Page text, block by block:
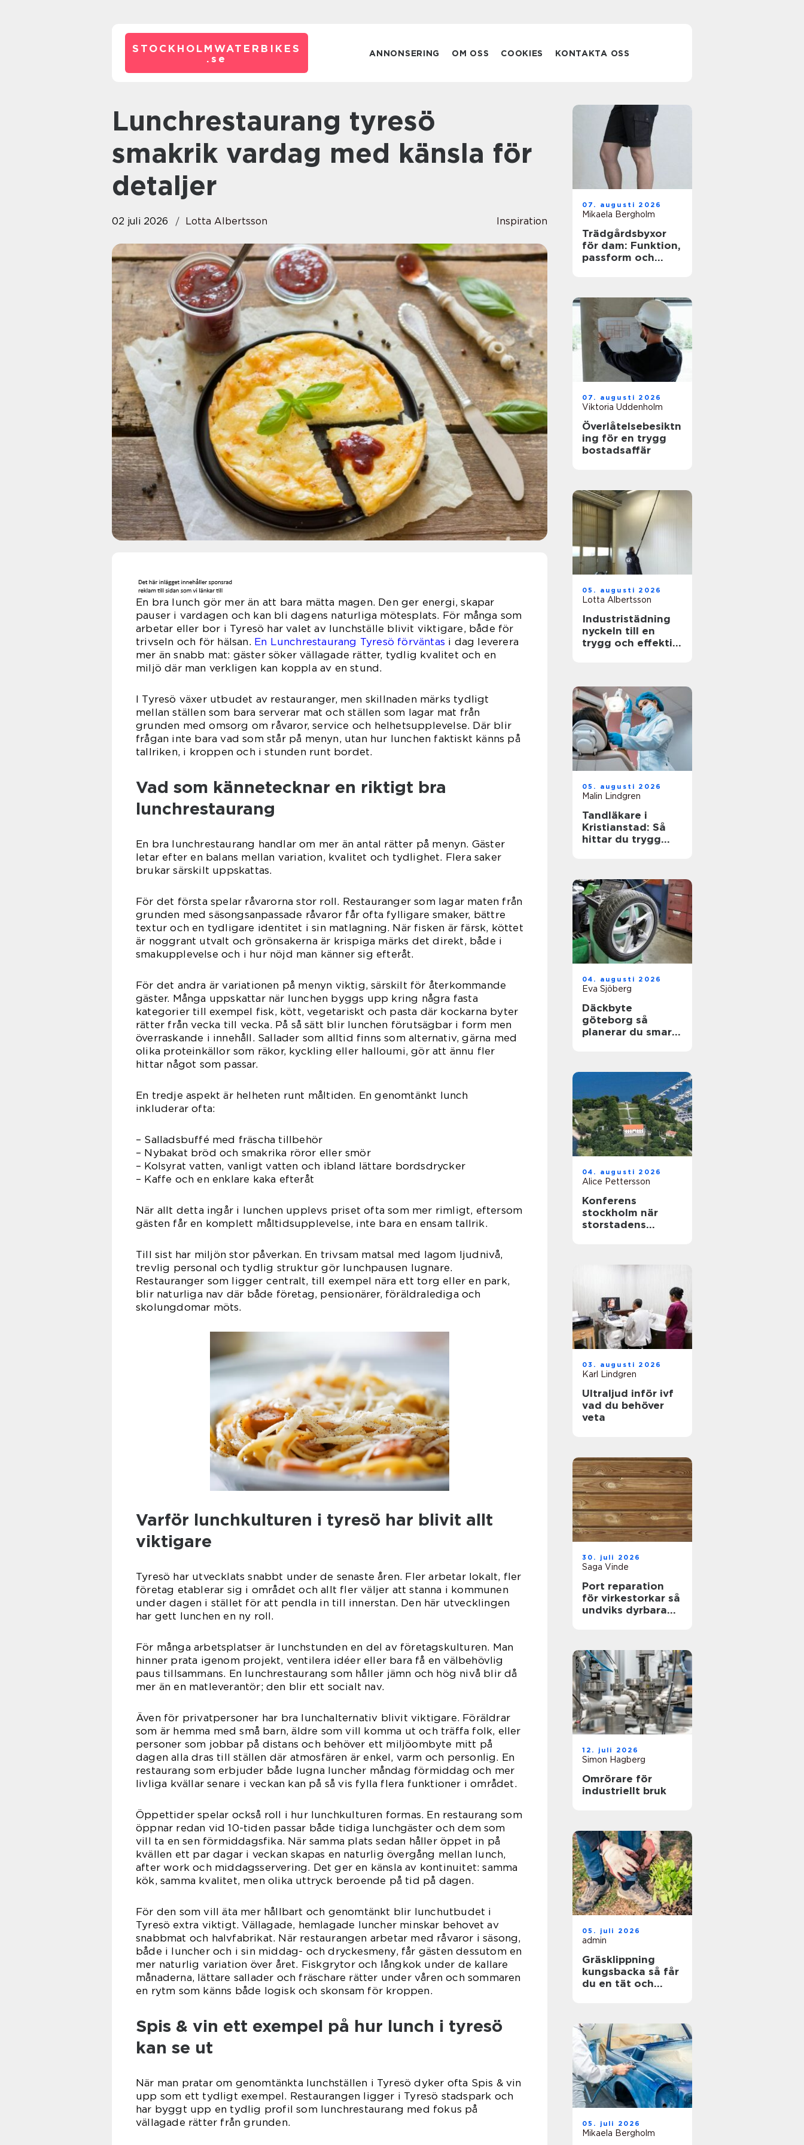
STOCKHOLMWATERBIKES
. se ANNONSERING OM OSS COOKIES KONTAKTA OSS
Lunchrestaurang tyresö
smakrik vardag med känsla för
detaljer
02 juli 2026 Lotta Albertsson Inspiration
En bra lunch gör mer än att bara mätta magen. Den ger energi, skapar
pauser i vardagen och kan bli dagens naturliga mötesplats. För många som
arbetar eller bor i Tyresö har valet av lunchställe blivit viktigare, både för
trivseln och för hälsan. En Lunchrestaurang Tyresö förväntas i dag leverera
mer än snabb mat: gäster söker vällagade rätter, tydlig kvalitet och en
miljö där man verkligen kan koppla av en stund.
I Tyresö växer utbudet av restauranger, men skillnaden märks tydligt
mellan ställen som bara serverar mat och ställen som lagar mat från
grunden med omsorg om råvaror, service och helhetsupplevelse. Där blir
frågan inte bara vad som står på menyn, utan hur lunchen faktiskt känns på
tallriken, i kroppen och i stunden runt bordet.
Vad som kännetecknar en riktigt bra
lunchrestaurang
En bra lunchrestaurang handlar om mer än antal rätter på menyn. Gäster
letar efter en balans mellan variation, kvalitet och tydlighet. Flera saker
brukar särskilt uppskattas.
För det första spelar råvarorna stor roll. Restauranger som lagar maten från
grunden med säsongsanpassade råvaror får ofta fylligare smaker, bättre
textur och en tydligare identitet i sin matlagning. När fisken är färsk, köttet
är noggrant utvalt och grönsakerna är krispiga märks det direkt, både i
smakupplevelse och i hur nöjd man känner sig efteråt.
För det andra är variationen på menyn viktig, särskilt för återkommande
gäster. Många uppskattar när lunchen byggs upp kring några fasta
kategorier till exempel fisk, kött, vegetariskt och pasta där kockarna byter
rätter från vecka till vecka. På så sätt blir lunchen förutsägbar i form men
överraskande i innehåll. Sallader som alltid finns som alternativ, gärna med
olika proteinkällor som räkor, kyckling eller halloumi, gör att ännu fler
hittar något som passar.
En tredje aspekt är helheten runt måltiden. En genomtänkt lunch
inkluderar ofta:
– Salladsbuffé med fräscha tillbehör
– Nybakat bröd och smakrika röror eller smör
– Kolsyrat vatten, vanligt vatten och ibland lättare bordsdrycker
– Kaffe och en enklare kaka efteråt
När allt detta ingår i lunchen upplevs priset ofta som mer rimligt, eftersom
gästen får en komplett måltidsupplevelse, inte bara en ensam tallrik.
Till sist har miljön stor påverkan. En trivsam matsal med lagom ljudnivå,
trevlig personal och tydlig struktur gör lunchpausen lugnare.
Restauranger som ligger centralt, till exempel nära ett torg eller en park,
blir naturliga nav där både företag, pensionärer, föräldralediga och
skolungdomar möts.
Varför lunchkulturen i tyresö har blivit allt
viktigare
Tyresö har utvecklats snabbt under de senaste åren. Fler arbetar lokalt, fler
företag etablerar sig i området och allt fler väljer att stanna i kommunen
under dagen i stället för att pendla in till innerstan. Den här utvecklingen
har gett lunchen en ny roll.
För många arbetsplatser är lunchstunden en del av företagskulturen. Man
hinner prata igenom projekt, ventilera idéer eller bara få en välbehövlig
paus tillsammans. En lunchrestaurang som håller jämn och hög nivå blir då
mer än en matleverantör; den blir ett socialt nav.
Även för privatpersoner har bra lunchalternativ blivit viktigare. Föräldrar
som är hemma med små barn, äldre som vill komma ut och träffa folk, eller
personer som jobbar på distans och behöver ett miljöombyte mitt på
dagen alla dras till ställen där atmosfären är enkel, varm och personlig. En
restaurang som erbjuder både lugna luncher måndag förmiddag och mer
livliga kvällar senare i veckan kan på så vis fylla flera funktioner i området.
Öppettider spelar också roll i hur lunchkulturen formas. En restaurang som
öppnar redan vid 10-tiden passar både tidiga lunchgäster och dem som
vill ta en sen förmiddagsfika. När samma plats sedan håller öppet in på
kvällen ett par dagar i veckan skapas en naturlig övergång mellan lunch,
after work och middagsservering. Det ger en känsla av kontinuitet: samma
kök, samma kvalitet, men olika uttryck beroende på tid på dagen.
För den som vill äta mer hållbart och genomtänkt blir lunchutbudet i
Tyresö extra viktigt. Vällagade, hemlagade luncher minskar behovet av
snabbmat och halvfabrikat. När restaurangen arbetar med råvaror i säsong,
både i luncher och i sin middag- och dryckesmeny, får gästen dessutom en
mer naturlig variation över året. Fiskgrytor och långkok under de kallare
månaderna, lättare sallader och fräschare rätter under våren och sommaren
en rytm som känns både logisk och skonsam för kroppen.
Spis & vin ett exempel på hur lunch i tyresö
kan se ut
När man pratar om genomtänkta lunchställen i Tyresö dyker ofta Spis & vin
upp som ett tydligt exempel. Restaurangen ligger i Tyresö stadspark och
har byggt upp en tydlig profil som lunchrestaurang med fokus på
vällagade rätter från grunden.
07. augusti 2026
Mikaela Bergholm
Trädgårdsbyxor
för dam: Funktion,
passform och
07. augusti 2026
Viktoria Uddenholm
Överlåtelsebesiktn
ing för en trygg
bostadsaffär
05. augusti 2026
Lotta Albertsson
Industristädning
nyckeln till en
trygg och effektiv
05. augusti 2026
Malin Lindgren
Tandläkare i
Kristianstad: Så
hittar du trygg
04. augusti 2026
Eva Sjöberg
Däckbyte
göteborg så
planerar du smart
04. augusti 2026
Alice Pettersson
Konferens
stockholm när
storstadens
03. augusti 2026
Karl Lindgren
Ultraljud inför ivf
vad du behöver
veta
30. juli 2026
Saga Vinde
Port reparation
för virkestorkar så
undviks dyrbara
12. juli 2026
Simon Hagberg
Omrörare för
industriellt bruk
05. juli 2026
admin
Gräsklippning
kungsbacka så får
du en tät och
05. juli 2026
Mikaela Bergholm